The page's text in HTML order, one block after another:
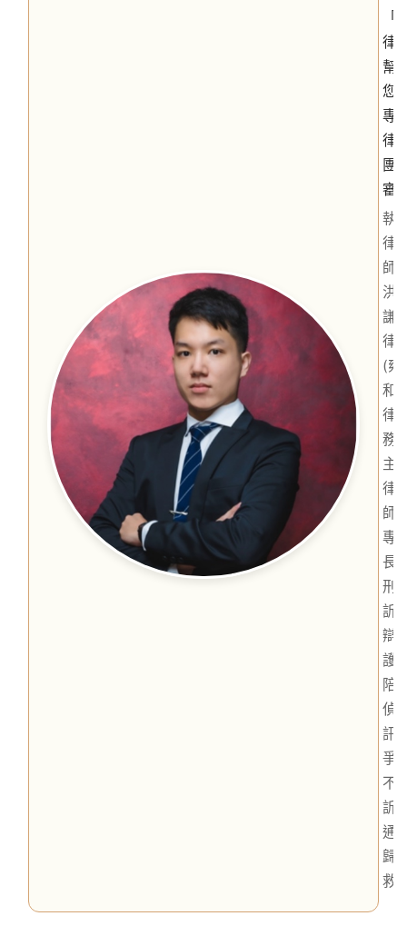
「
律
幫
您
專
律
團
審
執
律
師
洪
謙
律
(雍
和
律
務
主
律
師)
專
長
刑
訴
辯
護
陪
偵
訊
爭
不
訴
通
歸
救